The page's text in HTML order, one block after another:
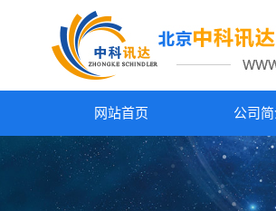
网站首页 公司